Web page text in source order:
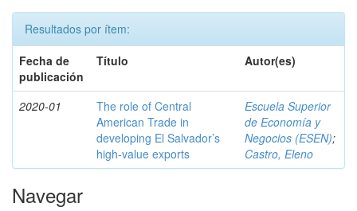
Resultados por ítem:
Fecha de
publicación
Título Autor(es)
2020-01
The role of Central
American Trade in
developing El Salvador’s
high-value exports
Escuela Superior
de Economía y
Negocios (ESEN);
Castro, Eleno
Navegar